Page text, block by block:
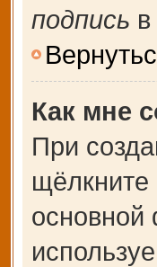
подпись
Как мне
При
основной